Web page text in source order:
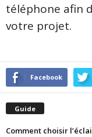
téléphone afin
votre projet.
Facebook
Guide
Comment choisir